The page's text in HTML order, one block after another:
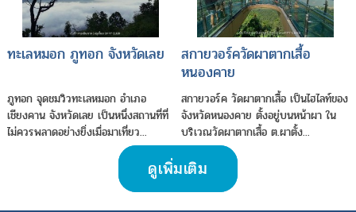
ทะเลหมอก ภูทอก จังหวัดเลย
ภูทอก จุดชมวิวทะเลหมอก อำเภอ
เชียงคาน จังหวัดเลย เป็นหนึ่งสถานที่ที่
ไม่ควรพลาดอย่างยิ่งเมื่อมาเที่ยว...
สกายวอร์ควัดผาตากเสื้อ
หนองคาย
สกายวอร์ค วัดผาตากเสื้อ เป็นไฮไลท์ของ
จังหวัดหนองคาย ตั้งอยู่บนหน้าผา ใน
บริเวณวัดผาตากเสื้อ ต.ผาตั้ง...
ดูเพิ่มเติม